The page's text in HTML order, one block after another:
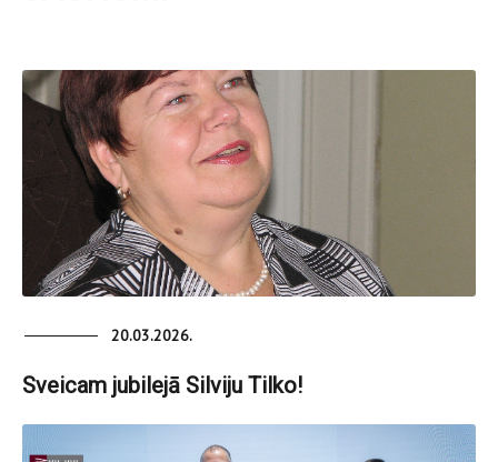
20.03.2026.
Sveicam jubilejā Silviju Tilko!